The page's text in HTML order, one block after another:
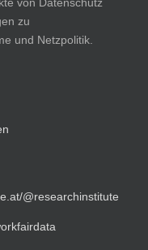
zu
und Netzpolitik.
@researchinstitute